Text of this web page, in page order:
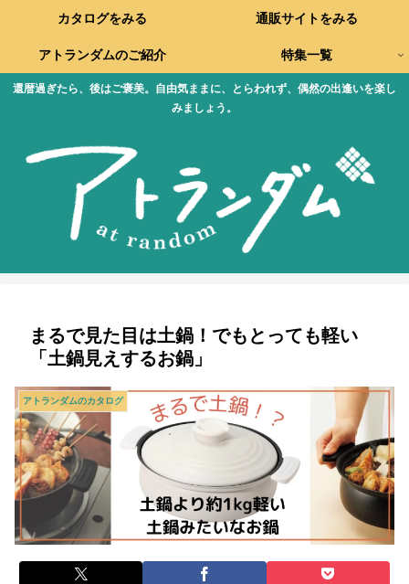
還暦過ぎたら、後はご褒美。自由気ままに、とらわれず、偶然の出逢いを楽し
みましょう。
カタログをみる 通販サイトをみる
アトランダムのご紹介 特集一覧
まるで見た目は土鍋！でもとっても軽い
「土鍋見えするお鍋」
アトランダムのカタログ